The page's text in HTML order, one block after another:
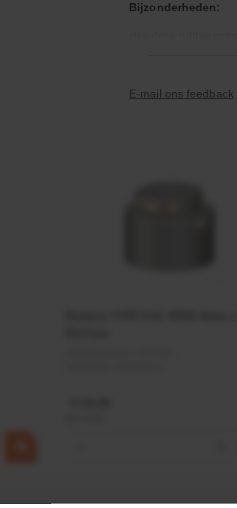
Bijzonderheden:
Toepassingsgebied:
E-mail ons feedback